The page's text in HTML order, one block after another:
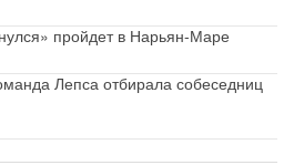
пройдет в Нарьян-Маре
Лепса отбирала собеседниц